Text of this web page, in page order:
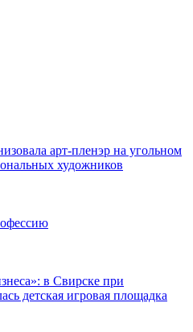
арт-пленэр на угольном
художников
в Свирске при
детская игровая площадка